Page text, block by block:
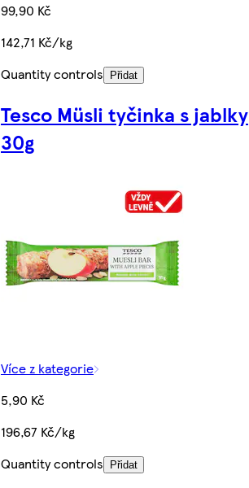
99,90 Kč
142,71 Kč/kg
Quantity controls
Přidat
Tesco Müsli tyčinka s jablky
30g
Více z kategorie
5,90 Kč
196,67 Kč/kg
Quantity controls
Přidat